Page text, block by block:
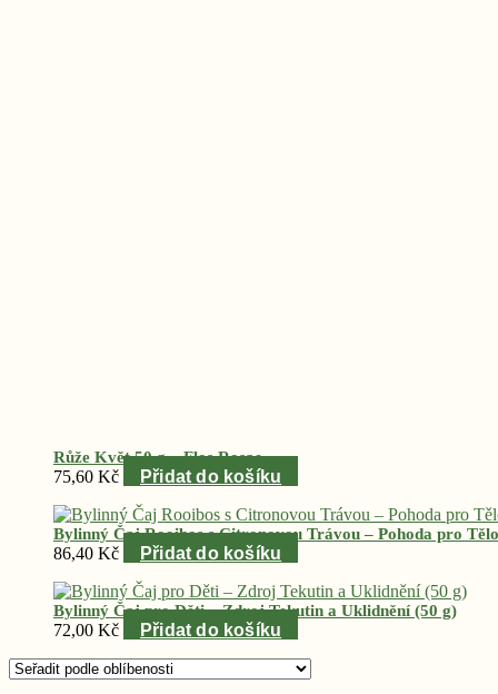
Růže Květ 50 g – Flos Rosae
75,60 Kč Přidat do košíku
Bylinný Čaj Rooibos s Citronovou Trávou – Pohoda pro
86,40 Kč Přidat do košíku
Bylinný Čaj pro Děti – Zdroj Tekutin a Uklidnění (50 g)
72,00 Kč Přidat do košíku